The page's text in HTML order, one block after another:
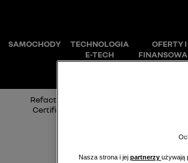
Refactory
Certified
Nasza strona i jej partnerzy używają